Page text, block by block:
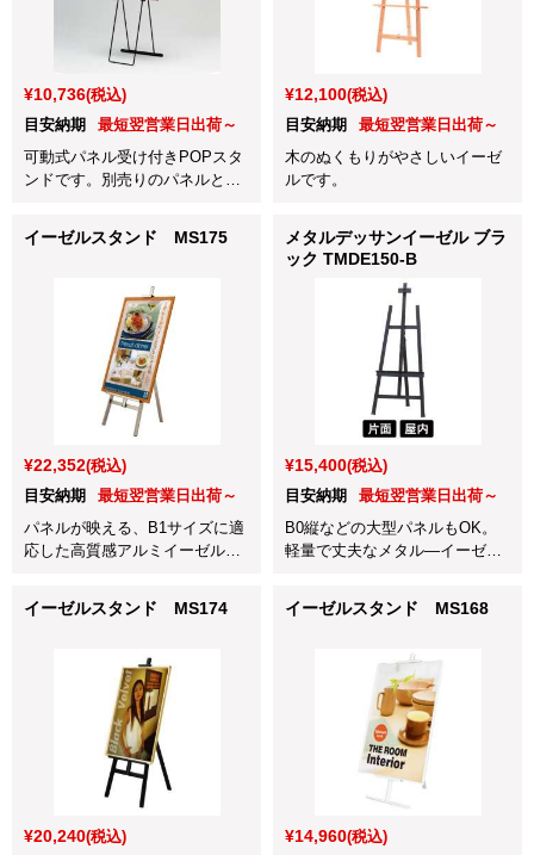
¥10,736(税込)
目安納期
最短翌営業日出荷～
可動式パネル受け付きPOPスタ
ンドです。別売りのパネルと合
¥12,100(税込)
目安納期
最短翌営業日出荷～
木のぬくもりがやさしいイーゼ
ルです。
イーゼルスタンド MS175
¥22,352(税込)
目安納期
最短翌営業日出荷～
パネルが映える、B1サイズに適
応した高質感アルミイーゼルで
メタルデッサンイーゼル ブラ
ック TMDE150-B
¥15,400(税込)
目安納期
最短翌営業日出荷～
B0縦などの大型パネルもOK。
軽量で丈夫なメタル―イーゼ
イーゼルスタンド MS174
¥20,240(税込)
イーゼルスタンド MS168
¥14,960(税込)